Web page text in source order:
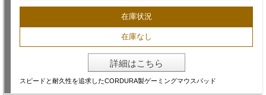
在庫状況
在庫なし
詳細はこちら
スピードと耐久性を追求したCORDURA製ゲーミングマウスパッド